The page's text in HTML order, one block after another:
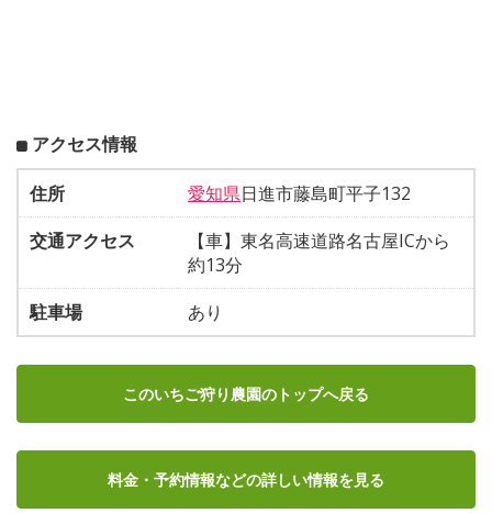
アクセス情報
住所 愛知県日進市藤島町平子132
交通アクセス
【車】東名高速道路名古屋ICから
約13分
駐車場
あり
このいちご狩り農園のトップへ戻る
料金・予約情報などの詳しい情報を見る